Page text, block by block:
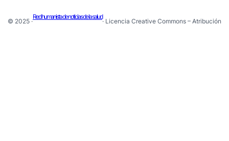
© 2025 ·
Red humanista de noticias de la salud
· Licencia Creative Commons – Atribución